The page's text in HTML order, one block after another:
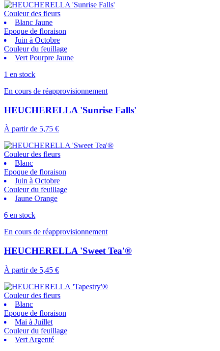
Couleur des fleurs
Blanc Jaune
Epoque de floraison
Juin à Octobre
Couleur du feuillage
Vert Pourpre Jaune
1 en stock
En cours de réapprovisionnement
HEUCHERELLA 'Sunrise Falls'
À partir de 5,75 €
Couleur des fleurs
Blanc
Epoque de floraison
Juin à Octobre
Couleur du feuillage
Jaune Orange
6 en stock
En cours de réapprovisionnement
HEUCHERELLA 'Sweet Tea'®
À partir de 5,45 €
Couleur des fleurs
Blanc
Epoque de floraison
Mai à Juillet
Couleur du feuillage
Vert Argenté